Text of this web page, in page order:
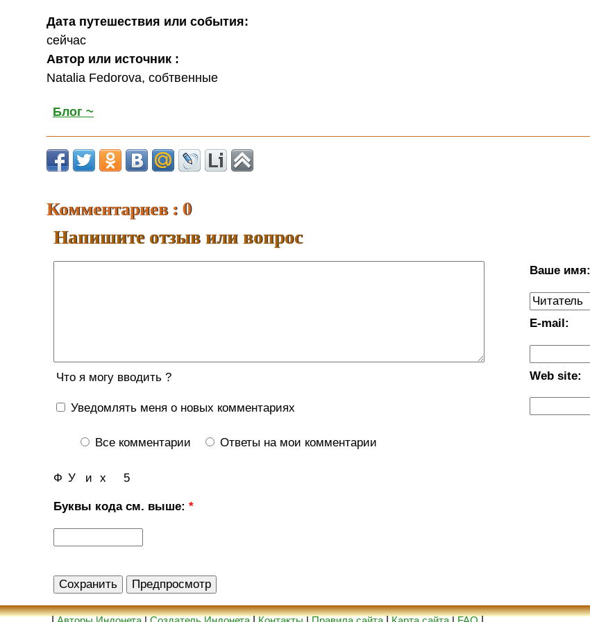
Дата путешествия или события:
сейчас
Автор или источник :
Natalia Fedorova, собтвенные
Блог ~
Комментариев : 0
Напишите отзыв или вопрос
Ваше имя:
E-mail:
Web site:
Что я могу вводить ?
Уведомлять меня о новых комментариях
Все комментарии Ответы на мои комментарии
5
Ф и х
У
Буквы кода см. выше:*